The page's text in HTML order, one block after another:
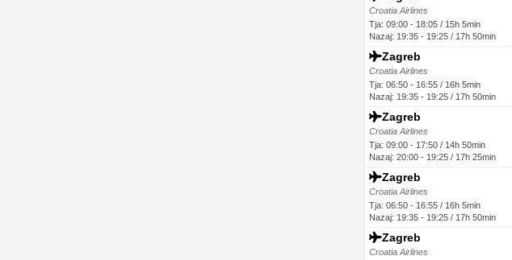
Croatia Airlines
Tja: 09:00 - 18:05 / 15h 5min
Nazaj: 19:35 - 19:25 / 17h 50min
Zagreb
Croatia Airlines
Tja: 06:50 - 16:55 / 16h 5min
Nazaj: 19:35 - 19:25 / 17h 50min
Zagreb
Croatia Airlines
Tja: 09:00 - 17:50 / 14h 50min
Nazaj: 20:00 - 19:25 / 17h 25min
Zagreb
Croatia Airlines
Tja: 06:50 - 16:55 / 16h 5min
Nazaj: 19:35 - 19:25 / 17h 50min
Zagreb
Croatia Airlines